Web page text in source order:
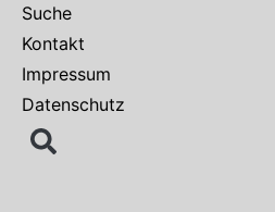
Suche
Kontakt
Impressum
Datenschutz